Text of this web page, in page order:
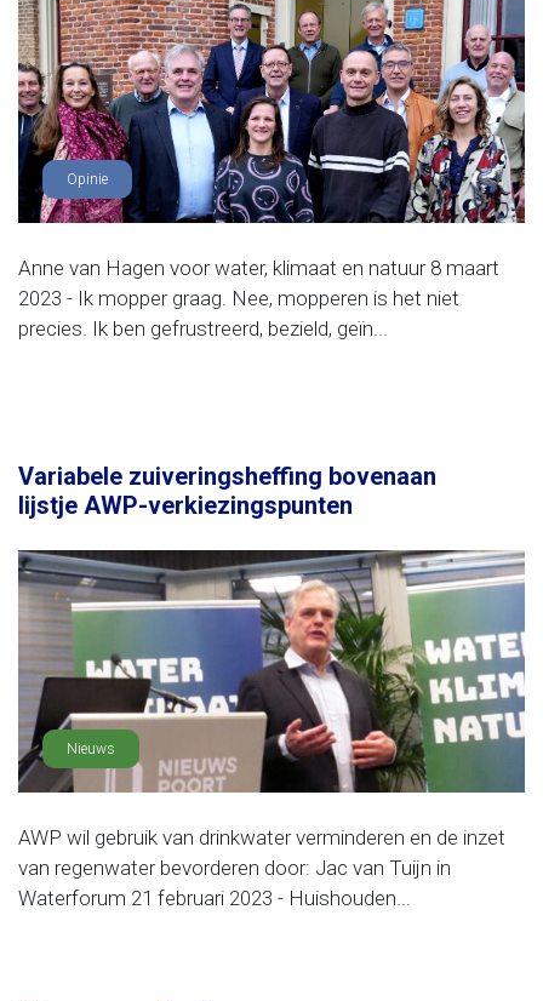
Opinie
Anne van Hagen voor water, klimaat en natuur 8 maart
2023 - Ik mopper graag. Nee, mopperen is het niet
precies. Ik ben gefrustreerd, bezield, geïn...
Variabele zuiveringsheffing bovenaan
lijstje AWP-verkiezingspunten
Nieuws
AWP wil gebruik van drinkwater verminderen en de inzet
van regenwater bevorderen door: Jac van Tuijn in
Waterforum 21 februari 2023 - Huishouden...